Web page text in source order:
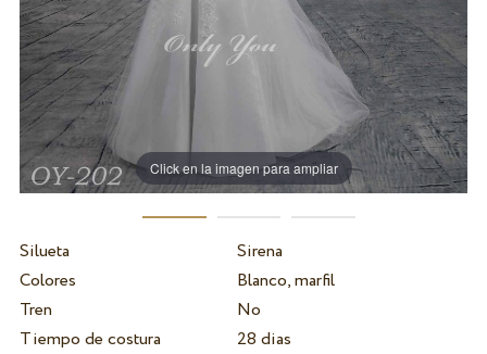
Click en la imagen para ampliar
Silueta
Sirena
Colores
Blanco, marfil
Tren
No
Tiempo de costura
28 dias